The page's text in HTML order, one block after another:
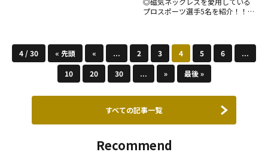
プロスポーツ選手5名を紹介！！第
4 / 30 « 先頭 « ... 2 3 4 5 6
...
10
20 30 ... » 最後 »
すべての記事一覧
Recommend